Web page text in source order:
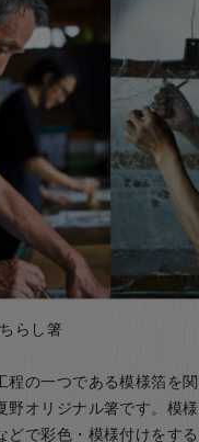
らし箸
程の一つである模様箔を
野オリジナル箸です。模
どで彩色・模様付けをす